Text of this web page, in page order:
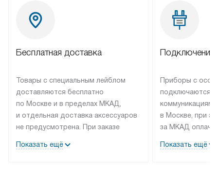
Бесплатная доставка
Товары с специальным лейблом
доставляются бесплатно
по Москве и в пределах МКАД,
и отдельная доставка аксессуаров
не предусмотрена. При заказе
рекомендуем обсудить
Показать ещё
Подключение
Приборы с
подключаются к
коммуникациям
в Москве, при
за МКАД
партнера
Показать ещё